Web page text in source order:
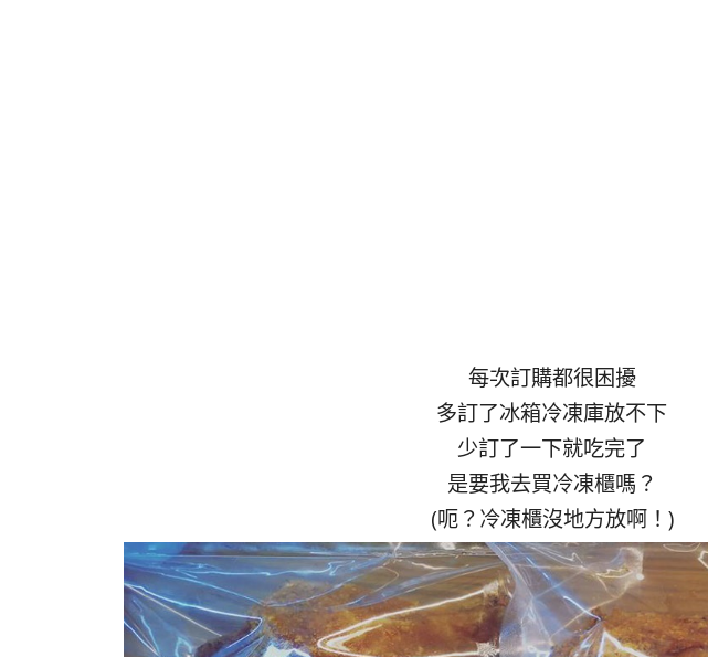
每次訂購都很困擾
多訂了冰箱冷凍庫放不下
少訂了一下就吃完了
是要我去買冷凍櫃嗎？
(呃？冷凍櫃沒地方放啊！)